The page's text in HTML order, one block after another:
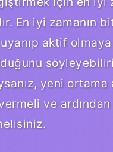
En iyi zamanın
aktif olmaya
yeni ortama
ve ardından